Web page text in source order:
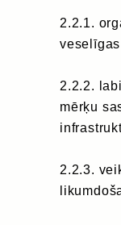
2.2.1.
2.2.2.
mērķu
2.2.3.